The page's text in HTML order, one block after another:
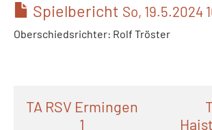
Spielbericht So, 19.5.2024
Oberschiedsrichter: Rolf Tröster
TA RSV Ermingen
1